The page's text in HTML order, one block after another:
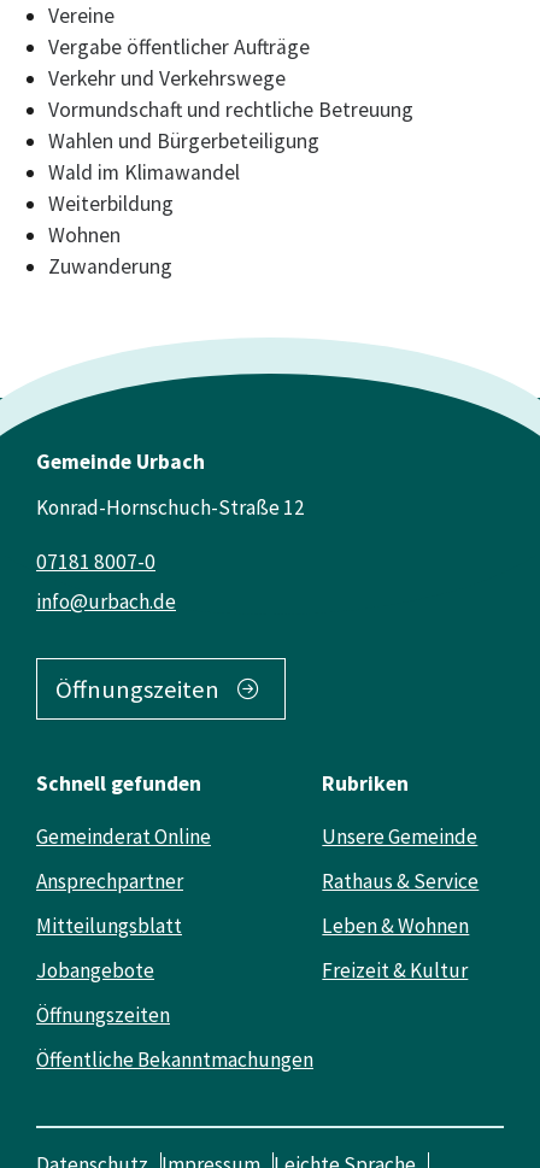
Vereine
Vergabe öffentlicher Aufträge
Verkehr und Verkehrswege
Vormundschaft und rechtliche Betreuung
Wahlen und Bürgerbeteiligung
Wald im Klimawandel
Weiterbildung
Wohnen
Zuwanderung
Gemeinde Urbach
Konrad-Hornschuch-Straße 12
info@urbach.de
07181 8007-0
Öffnungszeiten
Schnell gefunden
Gemeinderat Online
Ansprechpartner
Mitteilungsblatt
Jobangebote
Öffnungszeiten
Öffentliche Bekanntmachungen
Rubriken
Unsere Gemeinde
Rathaus & Service
Leben & Wohnen
Freizeit & Kultur